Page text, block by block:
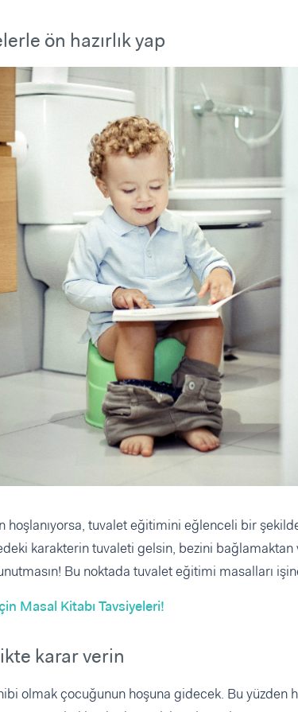
ön hazırlık yap
tuvalet eğitimini eğlenceli bir
karakterin tuvaleti gelsin, bezini
Bu noktada tuvalet eğitimi masalları
Masal Kitabı Tavsiyeleri!
karar verin
olmak çocuğunun hoşuna gidecek. Bu